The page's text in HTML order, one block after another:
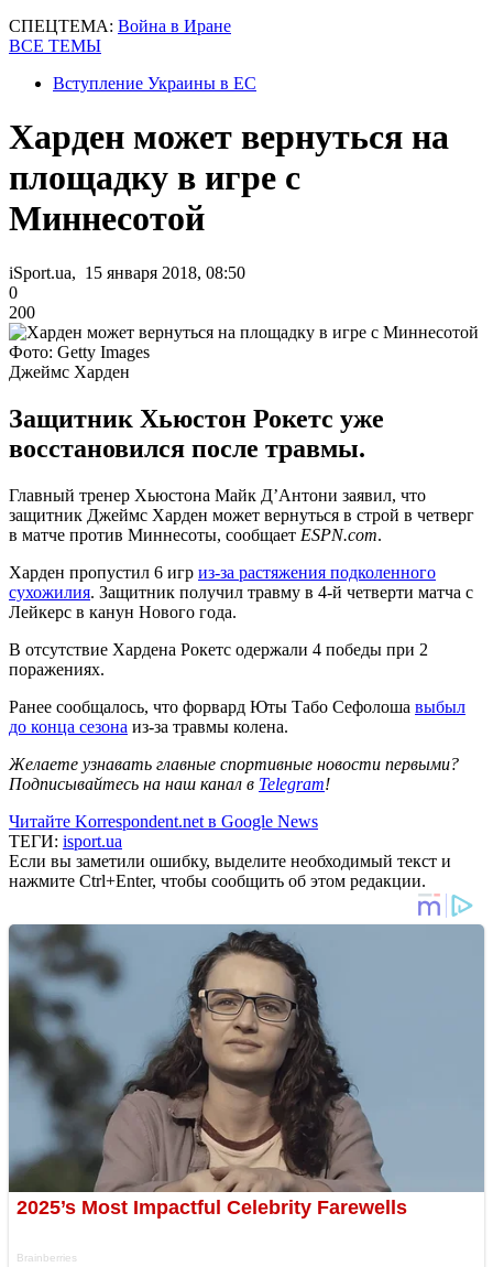
СПЕЦТЕМА: Война в Иране
ВСЕ ТЕМЫ
Вступление Украины в ЕС
Харден может вернуться на
площадку в игре с
Миннесотой
iSport.ua, 15 января 2018, 08:50
0
200
Фото: Getty Images
Джеймс Харден
Защитник Хьюстон Рокетс уже
восстановился после травмы.
Главный тренер Хьюстона Майк Д’Антони заявил, что
защитник Джеймс Харден может вернуться в строй в четверг
в матче против Миннесоты, сообщает ESPN.com.
Харден пропустил 6 игр из-за растяжения подколенного
сухожилия. Защитник получил травму в 4-й четверти матча с
Лейкерс в канун Нового года.
В отсутствие Хардена Рокетс одержали 4 победы при 2
поражениях.
Ранее сообщалось, что форвард Юты Табо Сефолоша выбыл
до конца сезона из-за травмы колена.
Желаете узнавать главные спортивные новости первыми?
Подписывайтесь на наш канал в Telegram!
Читайте Korrespondent.net в Google News
ТЕГИ: isport.ua
Если вы заметили ошибку, выделите необходимый текст и
нажмите Ctrl+Enter, чтобы сообщить об этом редакции.